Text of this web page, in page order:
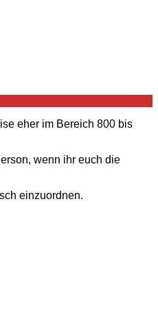
eher im Bereich 800 bis
wenn ihr euch die
einzuordnen.